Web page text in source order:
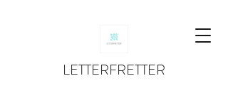
LETTERFRETTER